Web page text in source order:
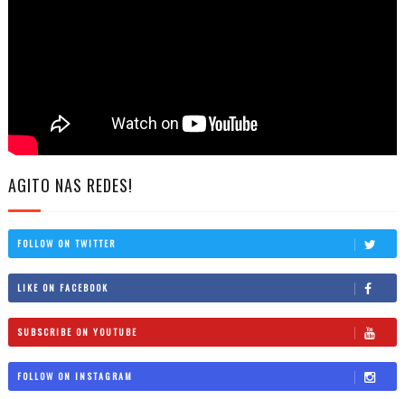
AGITO NAS REDES!
FOLLOW ON TWITTER
LIKE ON FACEBOOK
SUBSCRIBE ON YOUTUBE
FOLLOW ON INSTAGRAM